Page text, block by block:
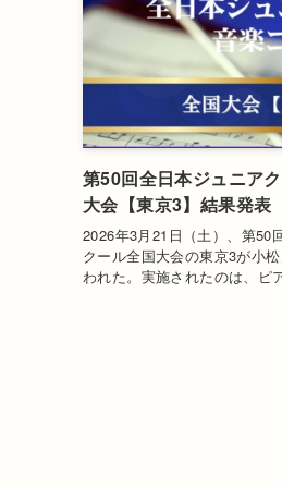
第50回全日本ジュニア
大会【東京3】結果発表
2026年3月21日（土）、第50
クール全国大会の東京3が小
われた。実施されたのは、ピ